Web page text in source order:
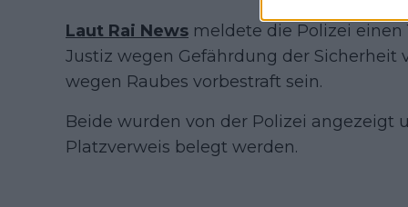
Laut Rai News meldete die Polizei
Justiz wegen Gefährdung der Sicherheit
wegen Raubes vorbestraft sein.
Beide wurden von der Polizei angezeigt
Platzverweis belegt werden.